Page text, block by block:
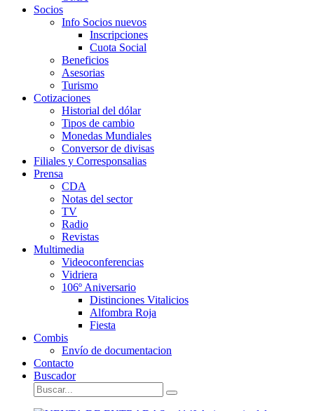
Socios
Info Socios nuevos
Inscripciones
Cuota Social
Beneficios
Asesorias
Turismo
Cotizaciones
Historial del dólar
Tipos de cambio
Monedas Mundiales
Conversor de divisas
Filiales y Corresponsalias
Prensa
CDA
Notas del sector
TV
Radio
Revistas
Multimedia
Videoconferencias
Vidriera
106º Aniversario
Distinciones Vitalicios
Alfombra Roja
Fiesta
Combis
Envío de documentacion
Contacto
Buscador